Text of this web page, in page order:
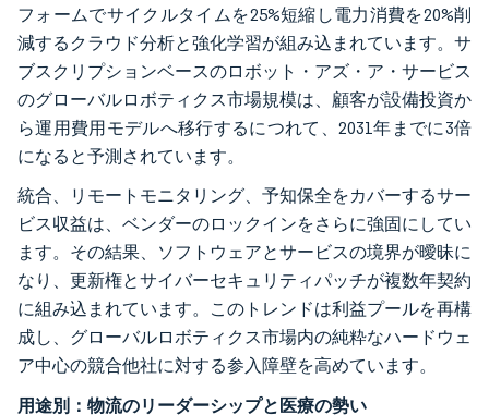
フォームでサイクルタイムを25%短縮し電力消費を20%削
減するクラウド分析と強化学習が組み込まれています。サ
ブスクリプションベースのロボット・アズ・ア・サービス
のグローバルロボティクス市場規模は、顧客が設備投資か
ら運用費用モデルへ移行するにつれて、2031年までに3倍
になると予測されています。
統合、リモートモニタリング、予知保全をカバーするサー
ビス収益は、ベンダーのロックインをさらに強固にしてい
ます。その結果、ソフトウェアとサービスの境界が曖昧に
なり、更新権とサイバーセキュリティパッチが複数年契約
に組み込まれています。このトレンドは利益プールを再構
成し、グローバルロボティクス市場内の純粋なハードウェ
ア中心の競合他社に対する参入障壁を高めています。
用途別：物流のリーダーシップと医療の勢い